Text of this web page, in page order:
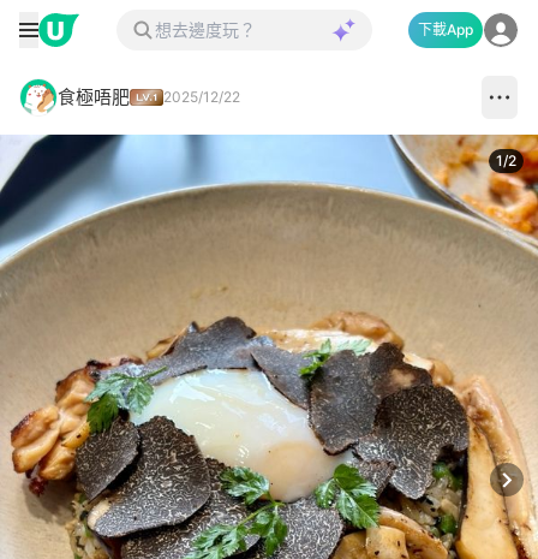
下載App
食極唔肥 2025/12/22
1/2